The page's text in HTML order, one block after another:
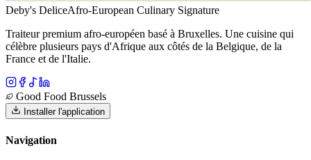
Deby's DeliceAfro-European Culinary Signature
Traiteur premium afro-européen basé à Bruxelles. Une cuisine qui
célèbre plusieurs pays d'Afrique aux côtés de la Belgique, de la
France et de l'Italie.
Good Food Brussels
Installer l'application
Navigation